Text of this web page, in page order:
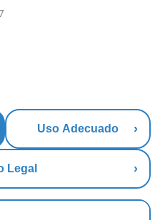
Uso Adecuado
Legal